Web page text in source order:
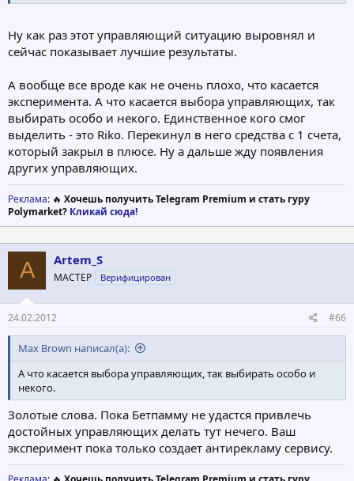
Ну как раз этот управляющий ситуацию выровнял и
сейчас показывает лучшие результаты.
А вообще все вроде как не очень плохо, что касается
эксперимента. А что касается выбора управляющих, так
выбирать особо и некого. Единственное кого смог
выделить - это Riko. Перекинул в него средства с 1 счета,
который закрыл в плюсе. Ну а дальше жду появления
других управляющих.
Реклама: 🔥 Хочешь получить Telegram Premium и стать гуру
Polymarket? Кликай сюда!
A Artem_S
МАСТЕР Верифицирован
24.02.2012 #66
Max Brown написал(а):
А что касается выбора управляющих, так выбирать особо и
некого.
Золотые слова. Пока Бетпамму не удастся привлечь
достойныx управляющих делать тут нечего. Ваш
эксперимент пока только создает антирекламу сервису.